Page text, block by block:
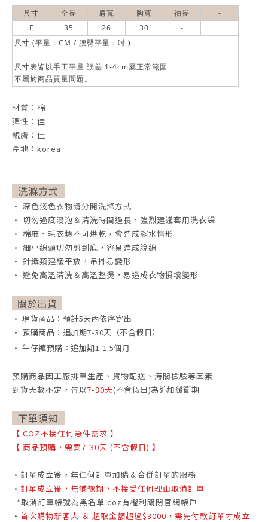
尺寸 全長 肩寬 胸寬 袖長
-
F
35 26 30
-
尺寸 (平量：CM / 腰臀平量：吋 )
尺寸表皆以手工平量 誤差 1-4cm屬正常範圍
不屬於商品質量問題。
材質：棉
彈性：佳
親膚：佳
產地：korea
洗滌方式
• 深色淺色衣物請分開洗滌方式
• 切勿過度浸泡＆清洗時間過長，強烈建議套用洗衣袋
• 棉麻、毛衣類不可烘乾，會造成縮水情形
• 細小線頭切勿剪到底，容易造成脫線
• 針織類建議平放，吊掛易變形
• 避免高溫清洗＆高溫整燙，易造成衣物損壞變形
關於出貨
• 現貨商品：預計5天內依序寄出
• 預購商品：追加期7-30天（不含假日）
• 牛仔褲預購：追加期1-1.5個月
預購商品因工廠排單生產、貨物配送、海關檢驗等因素
到貨天數不定， 皆以7-30天(不含假日)為追加緩衝期
下單須知
【 COZ不接任何急件需求 】
【 商品預購，需要7-30天 (不含假日) 】
• 訂單成立後，無任何訂單加購＆合併訂單的服務
• 訂單成立後，無猶豫期，不接受任何理由取消訂單
*取消訂單帳號為黑名單 coz有權利關閉官網帳戶
• 首次購物新客人 ＆ 超取金額超過$3000，需先付款訂單才成立